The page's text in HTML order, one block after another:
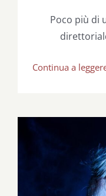
Poco più di
Continua a